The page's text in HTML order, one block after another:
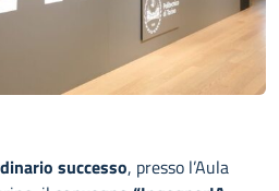
successo, presso l’Aula